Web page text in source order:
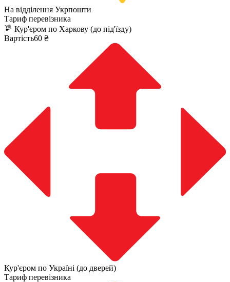
На відділення Укрпошти
Тариф перевізника
Кур'єром по Харкову (до під'їзду)
Вартість60 ₴
Кур'єром по Україні (до дверей)
Тариф перевізника